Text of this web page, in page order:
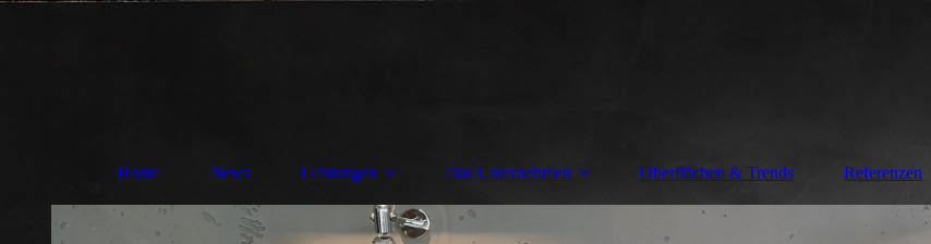
Home News Leistungen Das Unternehmen Oberflächen & Trends Referenzen